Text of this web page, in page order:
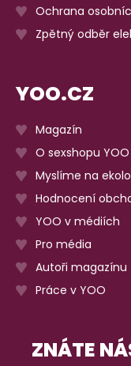
Ochrana
Zpětný odběr
YOO.CZ
Magazín
O sexshopu YOO
Myslíme na
Hodnocení
YOO v médiích
Pro média
Autoři magazínu
Práce v YOO
ZNÁTE